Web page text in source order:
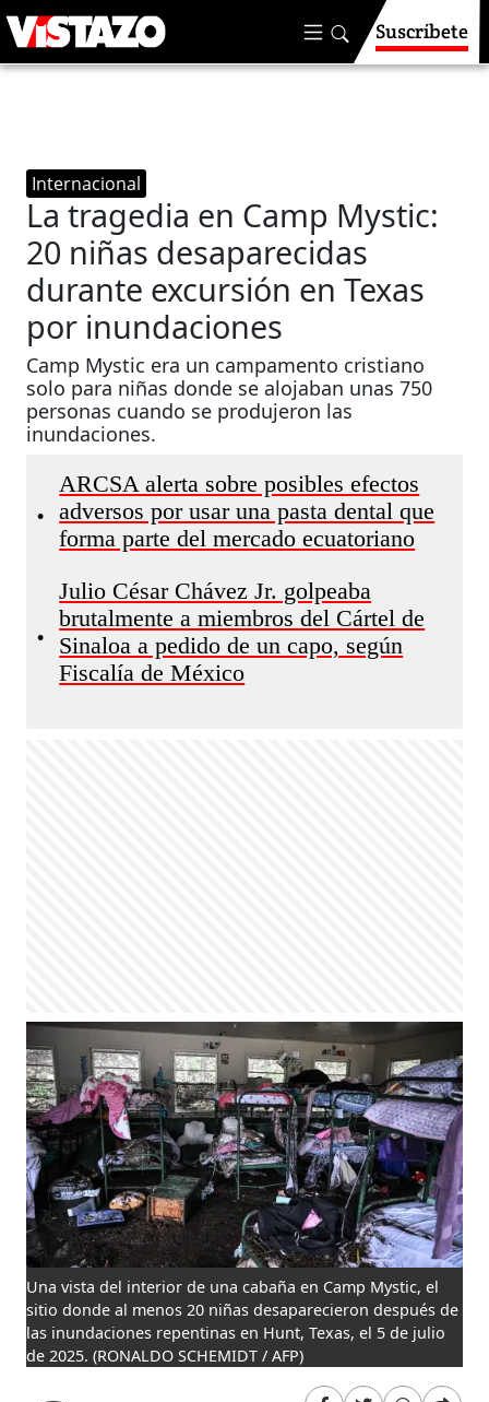
Suscríbete
Internacional
La tragedia en Camp Mystic:
20 niñas desaparecidas
durante excursión en Texas
por inundaciones
Camp Mystic era un campamento cristiano
solo para niñas donde se alojaban unas 750
personas cuando se produjeron las
inundaciones.
•
ARCSA alerta sobre posibles efectos
adversos por usar una pasta dental que
forma parte del mercado ecuatoriano
•
Julio César Chávez Jr. golpeaba
brutalmente a miembros del Cártel de
Sinaloa a pedido de un capo, según
Fiscalía de México
Una vista del interior de una cabaña en Camp Mystic, el
sitio donde al menos 20 niñas desaparecieron después de
las inundaciones repentinas en Hunt, Texas, el 5 de julio
de 2025. (RONALDO SCHEMIDT / AFP)